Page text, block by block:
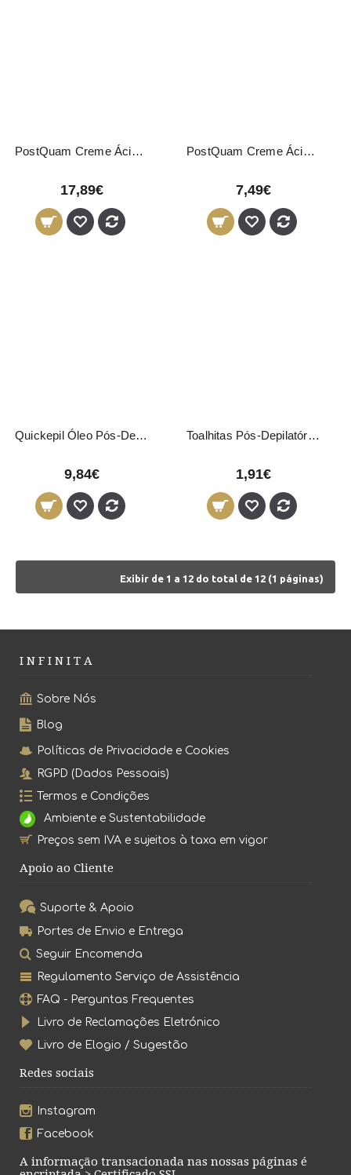
PostQuam Creme Ácido Regulador pH 1000ml
17,89€
PostQuam Creme Ácido Regulador pH 200ml
7,49€
Quickepil Óleo Pós-Depilação 1000ml
9,84€
Toalhitas Pós-Depilatórias Pollié 5 Unidades
1,91€
Exibir de 1 a 12 do total de 12 (1 páginas)
I N F I N I T A
Sobre Nós
Blog
Políticas de Privacidade e Cookies
RGPD (Dados Pessoais)
Termos e Condições
Ambiente e Sustentabilidade
Preços sem IVA e sujeitos à taxa em vigor
Apoio ao Cliente
Suporte & Apoio
Portes de Envio e Entrega
Seguir Encomenda
Regulamento Serviço de Assistência
FAQ - Perguntas Frequentes
Livro de Reclamações Eletrónico
Livro de Elogio / Sugestão
Redes sociais
Instagram
Facebook
A informação transacionada nas nossas páginas é